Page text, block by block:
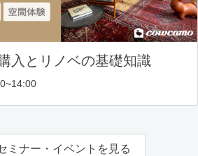
入とリノベの基礎知識
ミナー・イベントを見る